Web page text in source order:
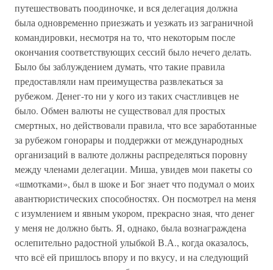
путешествовать поодиночке, и вся делегация должна
была одновременно приезжать и уезжать из заграничной
командировки, несмотря на то, что некоторым после
окончания соответствующих сессий было нечего делать.
Было бы заблуждением думать, что такие правила
предоставляли нам преимущества развлекаться за
рубежом. Денег-то ни у кого из таких счастливцев не
было. Обмен валюты не существовал для простых
смертных, но действовали правила, что все заработанные
за рубежом гонорары и поддержки от международных
организаций в валюте должны распределяться поровну
между членами делегации. Миша, увидев мои пакеты со
«шмотками», был в шоке и Бог знает что подумал о моих
авантюристических способностях. Он посмотрел на меня
с изумлением и явным укором, прекрасно зная, что денег
у меня не должно быть. Я, однако, была вознаграждена
ослепительно радостной улыбкой В.А., когда оказалось,
что всё ей пришлось впору и по вкусу, и на следующий